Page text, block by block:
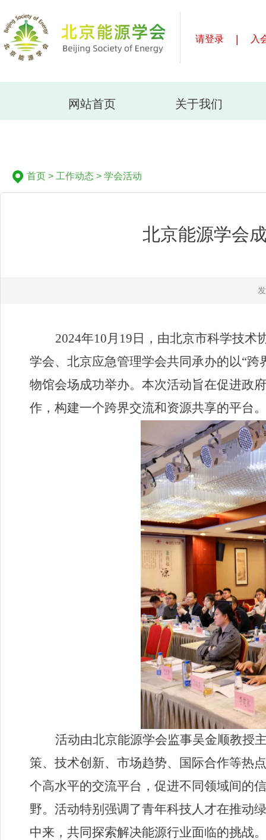
请登录 入
网站首页 关于我们
首页 > 工作动态 > 学会活动
北京能源学会
2024年10月 19 日，由北京市科学技术
学会、北京应急管理学会共同承办的以“跨
物馆会场成功举办。本次活动旨在促进政
作，构建一个跨界交流和资源共享的平台
活动由北京能源学会监事吴金顺教授
策、技术创新、市场趋势、国际合作等热
个高水平的交流平台，促进不同领域间的
野。活动特别强调了青年科技人才在推动
中来，共同探索解决能源行业面临的挑战。